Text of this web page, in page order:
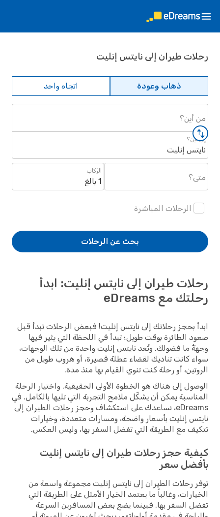
رحلات طيران إلى نايتس إنليت
ذهاب وعودة اتجاه واحد
من أين؟
إلى أين؟
نايتس إنليت
متى؟
الرُكاب
1 بالغ
الرحلات المباشرة
بحث عن الرحلات
رحلات طيران إلى نايتس إنليت: ابدأ
رحلتك مع eDreams
ابدأ بحجز رحلاتك إلى نايتس إنليت! فبعض الرحلات تبدأ قبل
صعود الطائرة بوقت طويل؛ تبدأ في اللحظة التي يثير فيها
وجهةٌ ما فضولك. وتُعد نايتس إنليت واحدة من تلك الوجهات،
سواء كانت تناديك لقضاء عطلة قصيرة، أو هروب طويل من
الروتين، أو رحلة كنت تنوي القيام بها منذ مدة.
الوصول إلى هناك هو الخطوة الأولى الحقيقية. واختيار الرحلة
المناسبة يمكن أن يشكّل ملامح التجربة التي تليها بالكامل. في
eDreams، نساعدك على استكشاف وحجز رحلات الطيران إلى
نايتس إنليت بأسعار واضحة، ومسارات متعددة، وخيارات
تتكيف مع الطريقة التي تفضل السفر بها، وليس العكس.
كيفية حجز رحلات طيران إلى نايتس إنليت
بأفضل سعر
توفر رحلات الطيران إلى نايتس إنليت مجموعة واسعة من
الخيارات، وغالباً ما يعتمد الخيار الأمثل على الطريقة التي
تفضل السفر بها. فبينما يضع بعض المسافرين السرعة